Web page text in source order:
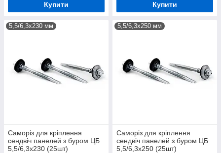
Купити Купити
5,5/6,3х230 мм
Саморіз для кріплення
сендвіч панелей з буром ЦБ
5,5/6,3х230 (25шт)
5,5/6,3х250 мм
Саморіз для кріплення
сендвіч панелей з буром ЦБ
5,5/6,3х250 (25шт)